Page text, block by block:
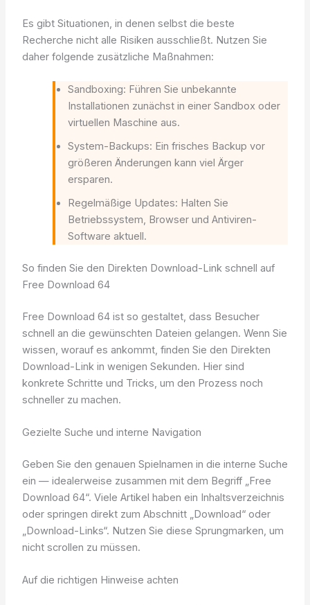
Es gibt Situationen, in denen selbst die beste
Recherche nicht alle Risiken ausschließt. Nutzen Sie
daher folgende zusätzliche Maßnahmen:
Sandboxing: Führen Sie unbekannte
Installationen zunächst in einer Sandbox oder
virtuellen Maschine aus.
System-Backups: Ein frisches Backup vor
größeren Änderungen kann viel Ärger
ersparen.
Regelmäßige Updates: Halten Sie
Betriebssystem, Browser und Antiviren-
Software aktuell.
So finden Sie den Direkten Download-Link schnell auf
Free Download 64
Free Download 64 ist so gestaltet, dass Besucher
schnell an die gewünschten Dateien gelangen. Wenn Sie
wissen, worauf es ankommt, finden Sie den Direkten
Download-Link in wenigen Sekunden. Hier sind
konkrete Schritte und Tricks, um den Prozess noch
schneller zu machen.
Gezielte Suche und interne Navigation
Geben Sie den genauen Spielnamen in die interne Suche
ein — idealerweise zusammen mit dem Begriff „Free
Download 64“. Viele Artikel haben ein Inhaltsverzeichnis
oder springen direkt zum Abschnitt „Download“ oder
„Download-Links“. Nutzen Sie diese Sprungmarken, um
nicht scrollen zu müssen.
Auf die richtigen Hinweise achten